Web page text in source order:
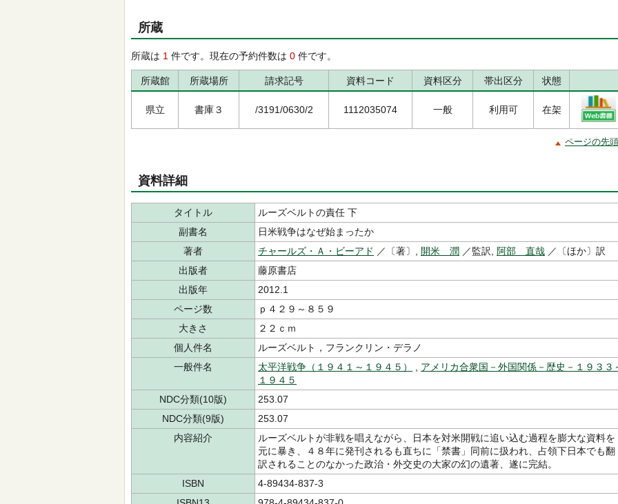
所蔵
所蔵は 1 件です。現在の予約件数は 0 件です。
所蔵館 所蔵場所 請求記号 資料コード 資料区分 帯出区分 状態
県立 書庫３ /3191/0630/2 1112035074 一般 利用可 在架
ページの先
資料詳細
タイトル
ルーズベルトの責任 下
副書名
日米戦争はなぜ始まったか
著者
チャールズ・Ａ・ビーアド ／〔著〕, 開米 潤 ／監訳, 阿部 直哉 ／〔ほか〕訳
出版者
藤原書店
出版年
2012.1
ページ数
ｐ４２９～８５９
大きさ
２２ｃｍ
個人件名
ルーズベルト，フランクリン・デラノ
一般件名
太平洋戦争（１９４１～１９４５）
アメリカ合衆国－外国関係－歴史－１９３３
１９４５
NDC分類(10版)
253.07
NDC分類(9版)
253.07
内容紹介
ルーズベルトが非戦を唱えながら、日本を対米開戦に追い込む過程を膨大な資料を
元に暴き、４８年に発刊されるも直ちに「禁書」同前に扱われ、占領下日本でも翻
訳されることのなかった政治・外交史の大家の幻の遺著、遂に完結。
ISBN
4-89434-837-3